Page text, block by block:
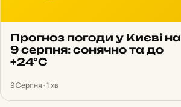
Прогноз погоди у Києві на
9 серпня: сонячно та до
+24°С
9 Серпня · 1 хв